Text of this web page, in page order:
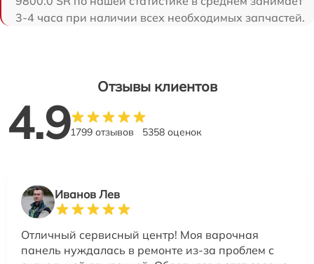
3-4 часа при наличии всех необходимых запчастей.
Отзывы клиентов
4.91799 отзывов 5358 оценок
Иванов Лев
Отличный сервисный центр! Моя варочная
панель нуждалась в ремонте из-за проблем с